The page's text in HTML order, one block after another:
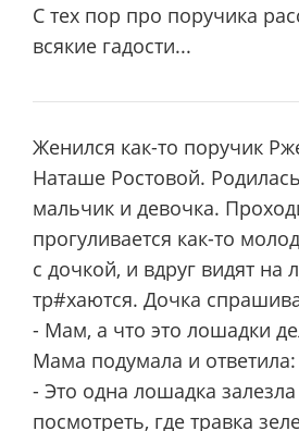
С тех пор про поручика
всякие гадости...
Женился как-то поручик
Наташе Ростовой.
мальчик и девочка.
прогуливается как-то
с дочкой, и вдруг видят на
тр#хаются. Дочка
- Мам, а что это лошадки
Мама подумала и ответила:
- Это одна лошадка
посмотреть, где травка